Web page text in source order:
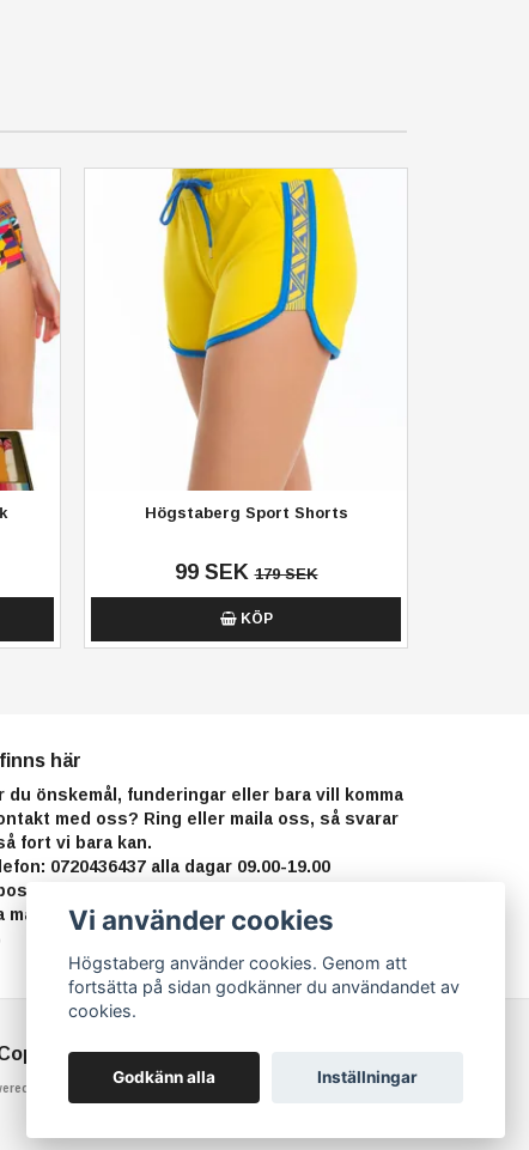
Högstaberg Sport Shorts
99 SEK179 SEK
KÖP
här
du önskemål, funderingar eller bara vill komma
med oss? Ring eller maila oss, så svarar
fort vi bara kan.
0720436437 alla dagar 09.00-19.00
mail inom 24 h alla dagar i veckan NORTHFOX
Högstaberg
by Quickbutik
Vi använder cookies
Högstaberg använder cookies. Genom att
fortsätta på sidan godkänner du användandet av
cookies.
Godkänn alla Inställningar